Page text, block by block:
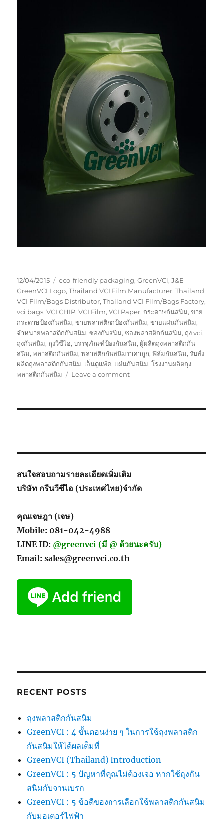
Posted
on
12/04/2015 Tags
eco-friendly packaging,GreenVCi,J&E
GreenVCI Logo,Thailand VCI Film Manufacturer,Thailand
VCI Film/Bags Distributor,Thailand VCI Film/Bags Factory,
vci bags,VCI CHIP,VCI Film,VCI Paper, กระดาษกันสนิม,ขาย
กระดาษป้องกันสนิม,ขายพลาสติกกป้องกันสนิม,ขายแผ่นกันสนิม,
จำหน่ายพลาสติกกันสนิม,ซองกันสนิม,ซองพลาสติกกันสนิม, ถุง vci,
ถุงกันสนิม, ถุงวีซีไอ,บรรจุภัณฑ์ป้องกันสนิม, ผู้ผลิตถุงพลาสติกกัน
สนิม,พลาสติกกันสนิม,พลาสติกกันสนิมราคาถูก, ฟิล์มกันสนิม,รับสั่ง
ผลิตถุงพลาสติกกันสนิม, เอ็นดูแพ้ค, แผ่นกันสนิม,โรงงานผลิตถุง
พลาสติกกันสนิม
Leave a commenton
สนใจสอบถามรายละเอียดเพิ่มเติม
บริษัท กรีนวีซีไอ (ประเทศไทย)จำกัด
คุณเจษฎา (เจษ)
Mobile: 081-042-4988
LINE ID: @greenvci (มี @ ด้วยนะครับ)
Email: sales@greenvci.co.th
RECENT POSTS
ถุงพลาสติกกันสนิม
GreenVCI : 4 ขั้นตอนง่าย ๆ ในการใช้ถุงพลาสติก
กันสนิมให้ได้ผลเต็มที่
GreenVCI (Thailand) Introduction
GreenVCI : 5 ปัญหาที่คุณไม่ต้องเจอ หากใช้ถุงกัน
สนิมกับจานเบรก
GreenVCI : 5 ข้อดีของการเลือกใช้พลาสติกกันสนิม
กับมอเตอร์ไฟฟ้า